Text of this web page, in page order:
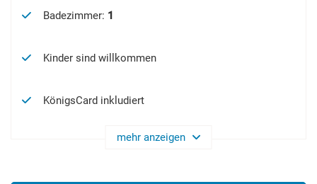
Badezimmer: 1
Kinder sind willkommen
KönigsCard inkludiert
mehr anzeigen